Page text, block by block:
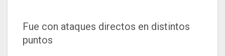
Fue con ataques directos en distintos
puntos